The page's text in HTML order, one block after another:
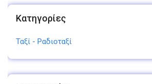
Κατηγορίες
Ταξί - Ραδιοταξί